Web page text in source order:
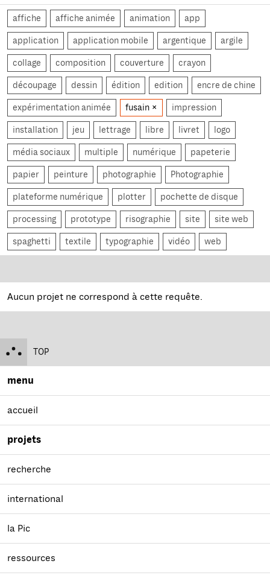
affiche affiche animée animation app
application application mobile argentique argile
collage composition couverture crayon
découpage dessin édition edition encre de chine
expérimentation animée fusain impression
installation jeu lettrage libre livret logo
média sociaux multiple numérique papeterie
papier peinture photographie Photographie
plateforme numérique plotter pochette de disque
processing prototype risographie site site web
spaghetti textile typographie vidéo web
Aucun projet ne correspond à cette requête.
TOP
menu
accueil
projets
recherche
international
la Pic
ressources